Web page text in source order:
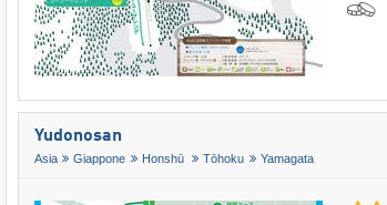
Yudonosan
Asia Giappone Honshū Tōhoku Yamagata